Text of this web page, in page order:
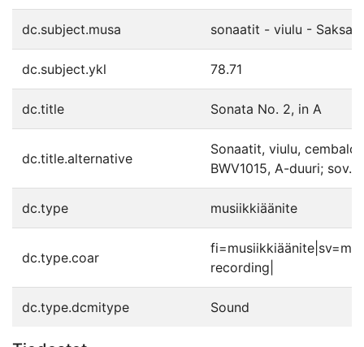
dc.subject.musa sonaatit - viulu - Saksa
dc.subject.ykl 78.71
dc.title Sonata No. 2, in A
dc.title.alternative
Sonaatit, viulu, cembalo,
BWV1015, A-duuri; sov.
dc.type musiikkiäänite
dc.type.coar
recording|
dc.type.dcmitype Sound